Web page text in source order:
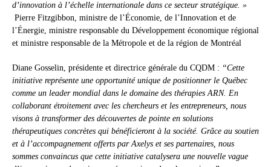
d’innovation à l’échelle internationale dans ce secteur stratégique. »
Pierre Fitzgibbon, ministre de l’Économie, de l’Innovation et de
l’Énergie, ministre responsable du Développement économique régional
et ministre responsable de la Métropole et de la région de Montréal
Diane Gosselin, présidente et directrice générale du CQDM : “Cette
initiative représente une opportunité unique de positionner le Québec
comme un leader mondial dans le domaine des thérapies ARN. En
collaborant étroitement avec les chercheurs et les entrepreneurs, nous
visons à transformer des découvertes de pointe en solutions
thérapeutiques concrètes qui bénéficieront à la société. Grâce au soutien
et à l’accompagnement offerts par Axelys et ses partenaires, nous
sommes convaincus que cette initiative catalysera une nouvelle vague